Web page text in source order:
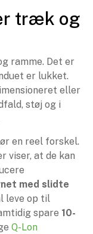
træk og
ramme. Det er
er lukket.
eller
støj og i
en reel forskel.
viser, at de kan
med slidte
leve op til
spare 10-
Q-Lon